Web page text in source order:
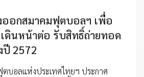
อกสมาคมฟุตบอลฯ เพื่อ
ดินหน้าต่อ รับสิทธิ์ถ่ายทอด
ปี 2572
บอลแห่งประเทศไทยฯ ประกาศ